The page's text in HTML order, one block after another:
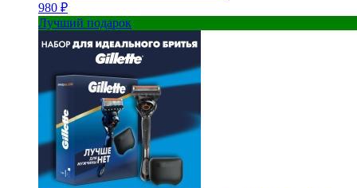
980 ₽
Лучший подарок